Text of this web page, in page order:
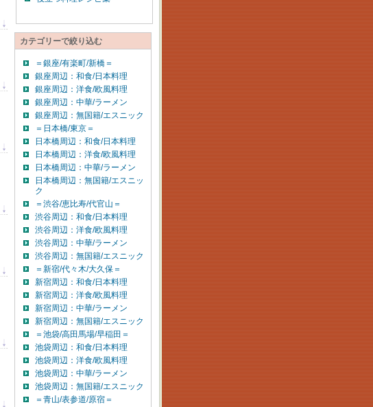
カテゴリーで絞り込む
＝銀座/有楽町/新橋＝
銀座周辺：和食/日本料理
銀座周辺：洋食/欧風料理
銀座周辺：中華/ラーメン
銀座周辺：無国籍/エスニック
＝日本橋/東京＝
日本橋周辺：和食/日本料理
日本橋周辺：洋食/欧風料理
日本橋周辺：中華/ラーメン
日本橋周辺：無国籍/エスニッ
ク
＝渋谷/恵比寿/代官山＝
渋谷周辺：和食/日本料理
渋谷周辺：洋食/欧風料理
渋谷周辺：中華/ラーメン
渋谷周辺：無国籍/エスニック
＝新宿/代々木/大久保＝
新宿周辺：和食/日本料理
新宿周辺：洋食/欧風料理
新宿周辺：中華/ラーメン
新宿周辺：無国籍/エスニック
＝池袋/高田馬場/早稲田＝
池袋周辺：和食/日本料理
池袋周辺：洋食/欧風料理
池袋周辺：中華/ラーメン
池袋周辺：無国籍/エスニック
＝青山/表参道/原宿＝